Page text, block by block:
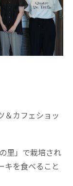
＆カフェショッ
里」で栽培され
キを食べること